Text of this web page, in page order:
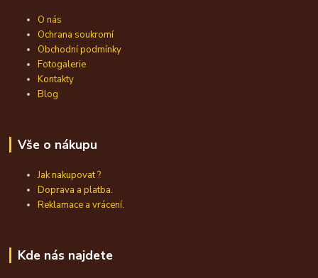
O nás
Ochrana soukromí
Obchodní podmínky
Fotogalerie
Kontakty
Blog
Vše o nákupu
Jak nakupovat ?
Doprava a platba.
Reklamace a vrácení.
Kde nás najdete